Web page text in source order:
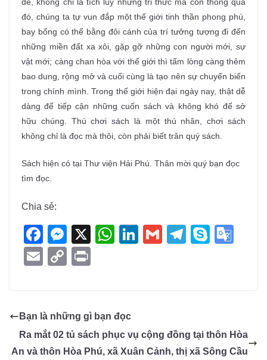
đó, chúng ta tự vun đắp một thế giới tinh thần phong phú,
bay bổng có thể bằng đôi cánh của trí tưởng tượng đi đến
những miền đất xa xôi, gặp gỡ những con người mới, sự
vật mới; càng chan hòa với thế giới thì tấm lòng càng thêm
bao dung, rộng mở và cuối cùng là tạo nên sự chuyển biến
trong chính mình. Trong thế giới hiện đại ngày nay, thật dễ
dàng để tiếp cận những cuốn sách và không khó để sở
hữu chúng. Thú chơi sách là một thú nhân, chơi sách
không chỉ là đọc mà thôi, còn phải biết trân quý sách.
Sách hiện có tại Thư viện Hải Phú. Thân mời quý bạn đọc
tìm đọc.
Chia sẻ:
F
a
c
b
o
o
M
e
ss
n
g
er
X
W
A
p
p
Li
n
G
T
m
S
Tr
a
E
C
y
Li
n
Bạn là những gì bạn đọc
Ra mắt 02 tủ sách phục vụ cộng đồng tại thôn Hòa
An và thôn Hòa Phú, xã Xuân Cảnh, thị xã Sông Cầu